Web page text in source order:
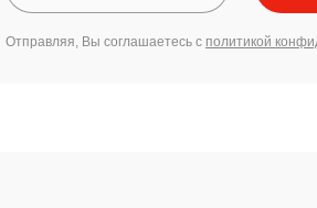
Отправляя, Вы соглашаетесь с политикой